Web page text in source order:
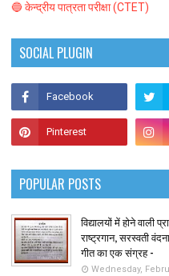
🔵 केन्द्रीय पात्रता परीक्षा (CTET)
SOCIAL PLUGIN
POPULAR POSTS
विद्यालयों में होने वाली
राष्ट्रगान, सरस्वती
गीत का एक संग्रह -
Wednesday,